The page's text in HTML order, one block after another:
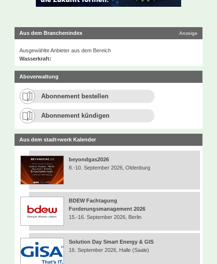
Aus dem Branchenindex Anzeige
Ausgewählte Anbieter aus dem Bereich
Wasserkraft:
Aboverwaltung
Abonnement bestellen
Abonnement kündigen
Aus dem stadt+werk Kalender
beyondgas2026
8.-10. September 2026, Oldenburg
BDEW Fachtagung
Forderungsmanagement 2026
15.-16. September 2026, Berlin
Solution Day Smart Energy & GIS
16. September 2026, Halle (Saale)